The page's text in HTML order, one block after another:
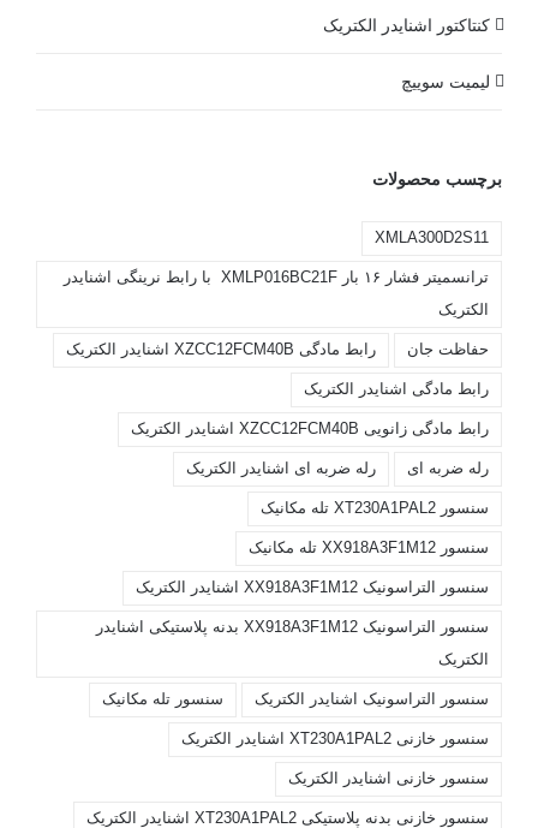
کنتاکتور اشنایدر الکتریک
لیمیت سوییچ
برچسب محصولات
XMLA300D2S11
ترانسمیتر فشار ۱۶ بار XMLP016BC21F با رابط نرینگی اشنایدر
الکتریک
حفاظت جان رابط مادگی XZCC12FCM40B اشنایدر الکتریک
رابط مادگی اشنایدر الکتریک
رابط مادگی زانویی XZCC12FCM40B اشنایدر الکتریک
رله ضربه ای رله ضربه ای اشنایدر الکتریک
سنسور XT230A1PAL2 تله مکانیک
سنسور XX918A3F1M12 تله مکانیک
سنسور التراسونیک XX918A3F1M12 اشنایدر الکتریک
سنسور التراسونیک XX918A3F1M12 بدنه پلاستیکی اشنایدر
الکتریک
سنسور التراسونیک اشنایدر الکتریک سنسور تله مکانیک
سنسور خازنی XT230A1PAL2 اشنایدر الکتریک
سنسور خازنی اشنایدر الکتریک
سنسور خازنی بدنه پلاستیکی XT230A1PAL2 اشنایدر الکتریک